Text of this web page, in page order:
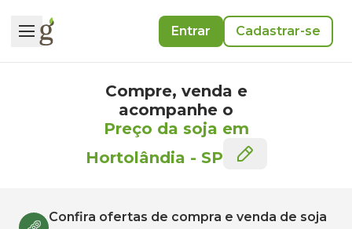
Entrar Cadastrar-se
Compre, venda e
acompanhe o
Preço da soja em
Hortolândia - SP
Confira ofertas de compra e venda de soja